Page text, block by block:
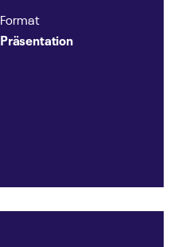
Format
Präsentation